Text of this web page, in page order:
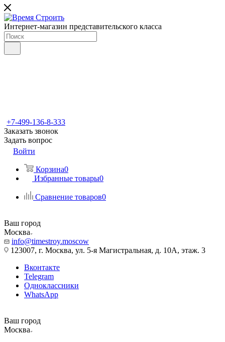
Интернет-магазин представительского класса
+7-499-136-8-333
Заказать звонок
Задать вопрос
Войти
Корзина0
Избранные товары0
Сравнение товаров0
Ваш город
Москва
info@timestroy.moscow
123007, г. Москва, ул. 5-я Магистральная, д. 10А, этаж. 3
Вконтакте
Telegram
Одноклассники
WhatsApp
Ваш город
Москва